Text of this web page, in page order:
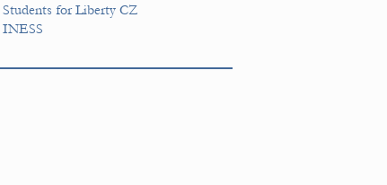
Students for Liberty CZ
INESS